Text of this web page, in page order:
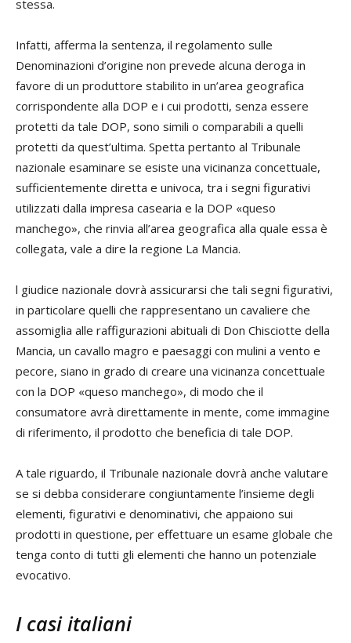
stessa.
Infatti, afferma la sentenza, il regolamento sulle
Denominazioni d’origine non prevede alcuna deroga in
favore di un produttore stabilito in un’area geografica
corrispondente alla DOP e i cui prodotti, senza essere
protetti da tale DOP, sono simili o comparabili a quelli
protetti da quest’ultima. Spetta pertanto al Tribunale
nazionale esaminare se esiste una vicinanza concettuale,
sufficientemente diretta e univoca, tra i segni figurativi
utilizzati dalla impresa casearia e la DOP «queso
manchego», che rinvia all’area geografica alla quale essa è
collegata, vale a dire la regione La Mancia.
l giudice nazionale dovrà assicurarsi che tali segni figurativi,
in particolare quelli che rappresentano un cavaliere che
assomiglia alle raffigurazioni abituali di Don Chisciotte della
Mancia, un cavallo magro e paesaggi con mulini a vento e
pecore, siano in grado di creare una vicinanza concettuale
con la DOP «queso manchego», di modo che il
consumatore avrà direttamente in mente, come immagine
di riferimento, il prodotto che beneficia di tale DOP.
A tale riguardo, il Tribunale nazionale dovrà anche valutare
se si debba considerare congiuntamente l’insieme degli
elementi, figurativi e denominativi, che appaiono sui
prodotti in questione, per effettuare un esame globale che
tenga conto di tutti gli elementi che hanno un potenziale
evocativo.
I casi italiani